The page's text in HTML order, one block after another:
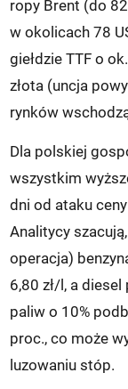
ropy Brent (do
w okolicach 78
giełdzie TTF o
złota (uncja
rynków
Dla polskiej
wszystkim
dni od ataku
Analitycy
operacja)
6,80 zł/l, a
paliw o 10%
proc., co może
luzowaniu stóp.